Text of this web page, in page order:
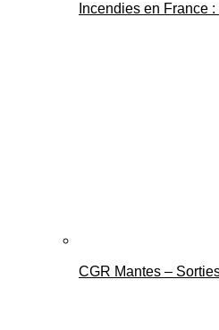
Incendies en France
CGR Mantes –